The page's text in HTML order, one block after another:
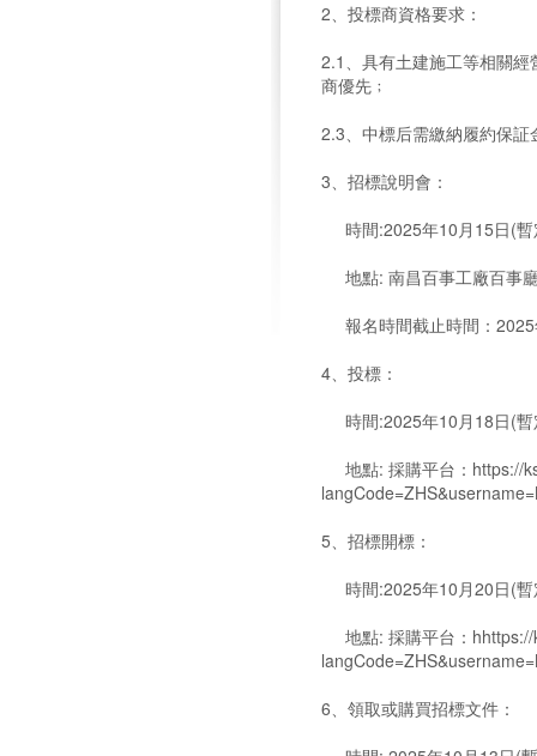
2、投標商資格要求：
2.1、具有土建施工等相關
商優先﹔
2.3、中標后需繳納履約保
3、招標說明會：
時間:2025年10月15日(暫
地點: 南昌百事工廠百事
報名時間截止時間：
4、投標：
時間:2025年10月18日(暫
地點: 採購平台：https://
5、招標開標：
時間:2025年10月20日(暫
地點: 採購平台：hhttps://
6、領取或購買招標文件：